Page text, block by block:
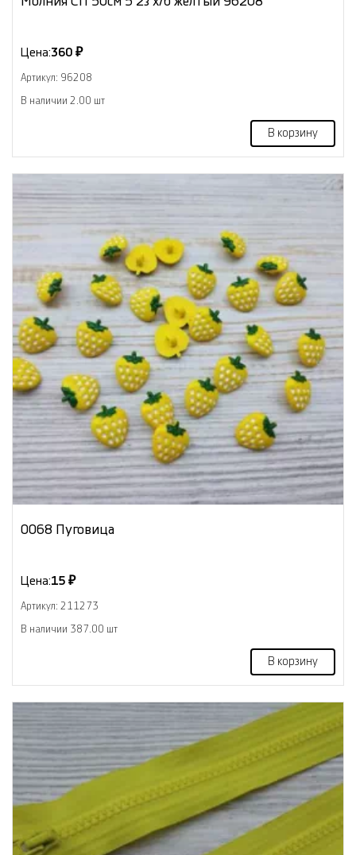
Цена:360 ₽
Артикул: 96208
В наличии 2.00 шт
В корзину
0068 Пуговица
Цена:15 ₽
Артикул: 211273
В наличии 387.00 шт
В корзину